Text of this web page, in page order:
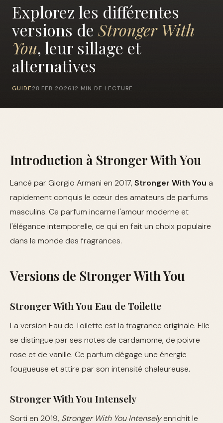
Explorez les différentes
versions de Stronger With
You, leur sillage et
alternatives
GUIDE 28 FEB 202612 MIN DE LECTURE
Introduction à Stronger With You
Lancé par Giorgio Armani en 2017, Stronger With You a
rapidement conquis le cœur des amateurs de parfums
masculins. Ce parfum incarne l'amour moderne et
l'élégance intemporelle, ce qui en fait un choix populaire
dans le monde des fragrances.
Versions de Stronger With You
Stronger With You Eau de Toilette
La version Eau de Toilette est la fragrance originale. Elle
se distingue par ses notes de cardamome, de poivre
rose et de vanille. Ce parfum dégage une énergie
fougueuse et attire par son intensité chaleureuse.
Stronger With You Intensely
Sorti en 2019, Stronger With You Intenselyenrichit le